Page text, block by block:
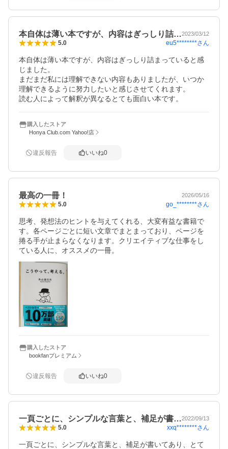
本自体は薄い本ですが、内容はぎっしり詰…2023/03/12
5.0 eu5********さん
本自体は薄い本ですが、内容はぎっしり詰まっていると感
じました。
まだまだ私には理解できない内容もありましたが、いつか
理解できるように努力したいと感じさせてくれます。
読む人によって解釈が異なるとても面白い本です。
購入したストア
Honya Club.com Yahoo!店
違反報告 いいね0
最高の一冊！ 2026/05/16
5.0 go_********さん
思考、発想法のヒントを与えてくれる、大変有益な書籍で
す。各ページごとに短い文章でまとまっており、ページを
捲る手が止まらなくなります。クリエイティブな仕事をし
ている人に、オススメの一冊。
購入したストア
bookfanプレミアム
違反報告 いいね0
一頁ごとに、シンプルな言葉と、補足が書…2022/09/13
5.0 xxq********さん
一頁ごとに、シンプルな言葉と、補足が書いてあり、とて